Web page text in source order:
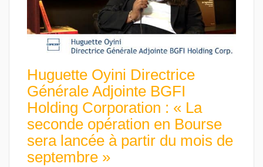
Huguette Oyini Directrice
Générale Adjointe BGFI
Holding Corporation : « La
seconde opération en Bourse
sera lancée à partir du mois de
septembre »